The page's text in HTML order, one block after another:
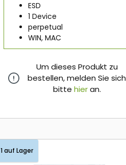
ESD
1 Device
perpetual
WIN, MAC
Um dieses Produkt zu
bestellen, melden Sie sich
bitte hieran.
1 auf Lager